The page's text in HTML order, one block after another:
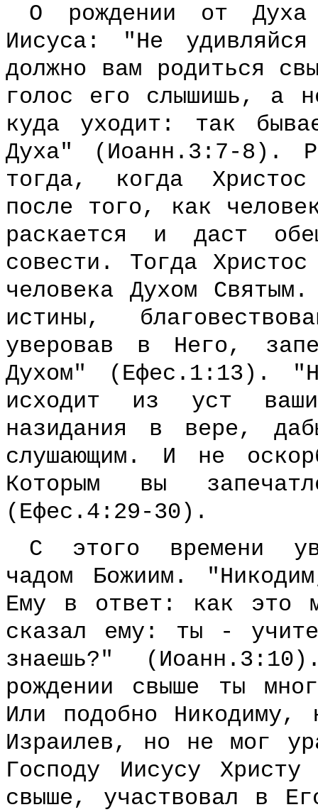
О рождении от Духа
Иисуса: "Не
должно вам родиться
голос его слышишь, а
куда уходит: так
Духа" (Иоанн.3:7-8).
тогда, когда
после того, как
раскается и даст
совести. Тогда Христос
человека Духом
истины,
уверовав в Него,
Духом" (Ефес.1:13).
исходит из уст
назидания в вере,
слушающим. И не
Которым вы
(Ефес.4:29-30).
С этого времени
чадом Божиим.
Ему в ответ: как это
сказал ему: ты -
знаешь?"
рождении свыше ты
Или подобно
Израилев, но не мог
Господу Иисусу
свыше, участвовал в